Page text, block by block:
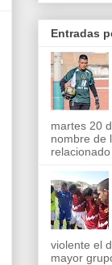
Entradas
martes 20
nombre de
relacionado
violente el
mayor